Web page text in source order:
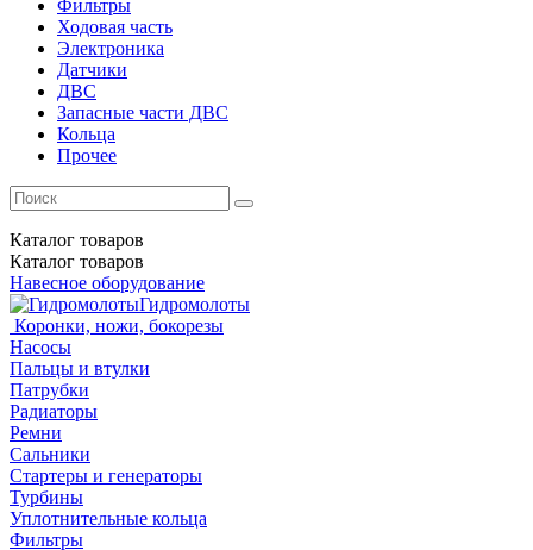
Фильтры
Ходовая часть
Электроника
Датчики
ДВС
Запасные части ДВС
Кольца
Прочее
Каталог товаров
Каталог товаров
Навесное оборудование
Гидромолоты
Коронки, ножи, бокорезы
Насосы
Пальцы и втулки
Патрубки
Радиаторы
Ремни
Сальники
Стартеры и генераторы
Турбины
Уплотнительные кольца
Фильтры